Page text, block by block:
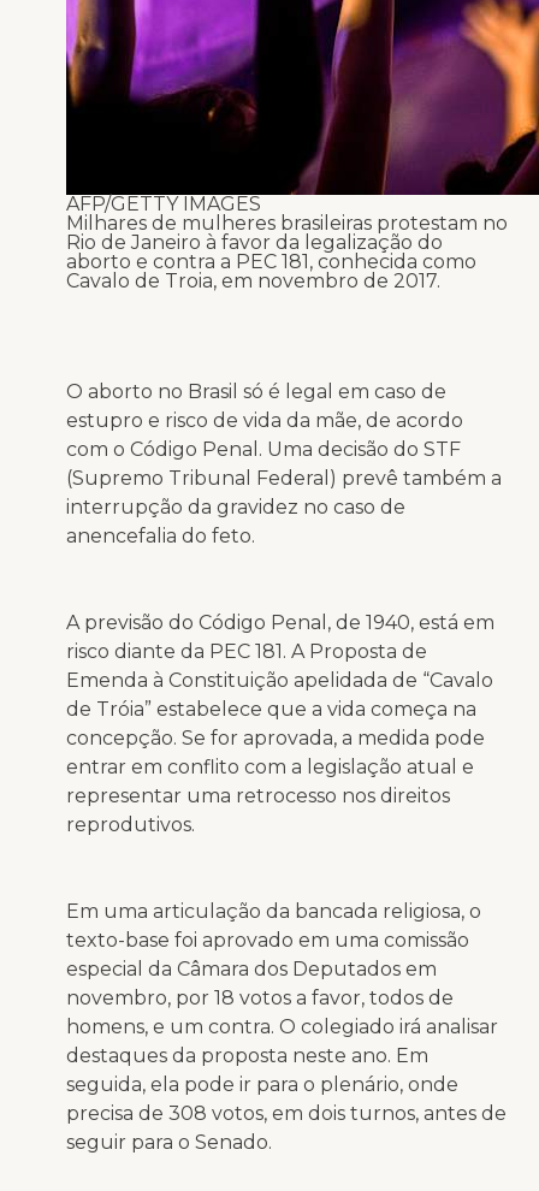
AFP/GETTY IMAGES
Milhares de mulheres brasileiras protestam no
Rio de Janeiro à favor da legalização do
aborto e contra a PEC 181, conhecida como
Cavalo de Troia, em novembro de 2017.
O aborto no Brasil só é legal em caso de
estupro e risco de vida da mãe, de acordo
com o Código Penal. Uma decisão do STF
(Supremo Tribunal Federal) prevê também a
interrupção da gravidez no caso de
anencefalia do feto.
A previsão do Código Penal, de 1940, está em
risco diante da PEC 181. A Proposta de
Emenda à Constituição apelidada de “Cavalo
de Tróia” estabelece que a vida começa na
concepção. Se for aprovada, a medida pode
entrar em conflito com a legislação atual e
representar uma retrocesso nos direitos
reprodutivos.
Em uma articulação da bancada religiosa, o
texto-base foi aprovado em uma comissão
especial da Câmara dos Deputados em
novembro, por 18 votos a favor, todos de
homens, e um contra. O colegiado irá analisar
destaques da proposta neste ano. Em
seguida, ela pode ir para o plenário, onde
precisa de 308 votos, em dois turnos, antes de
seguir para o Senado.